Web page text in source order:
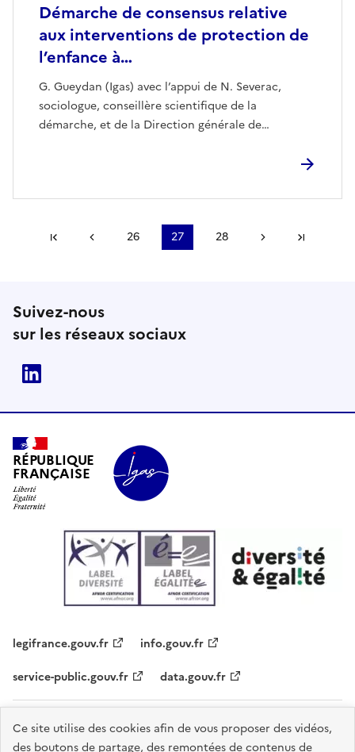
Ce site utilise des cookies afin de vous proposer des vidéos,
des boutons de partage, des remontées de contenus de
Démarche de consensus relative
aux interventions de protection de
l’enfance à…
G. Gueydan (Igas) avec l’appui de N. Severac,
sociologue, conseillère scientifique de la
démarche, et de la Direction générale de…
Première pagePage précédente
26 27 28 Page suivante
Suivez-nous
sur les réseaux sociaux
RÉPUBLIQUE
FRANÇAISE
legifrance.gouv.fr
info.gouv.fr
service-public.gouv.fr
data.gouv.fr
Plan du site Contacts
Accessibilité - partiellement conforme
Mentions légales
Données personnelles Gestion des cookies